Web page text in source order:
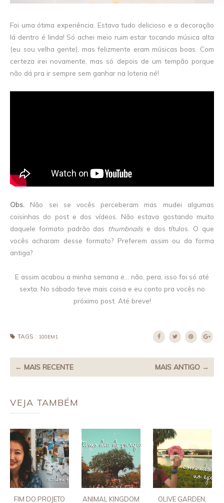
Foi uma ótima experiência. Estava tudo delicioso e a decoração
lá dentro é linda! Só achei meio ruim estar tocando música alta
(eu sou velha gente), mas felizmente eram músicas boas. Com
certeza irei novamente, mas só depois de um tempão porque
não dá pra ir sempre sem ganhar na loteria né!
Obs. Não sei se vocês perceberam mas mudei algumas
coisinhas do post e dos vídeos. Não estava gostando muito
daquele formato padrão das thumbnails e dos títulos. O que
vocês acharam desse formato? Preferem assim ou da forma
antiga?
E assim acabou a minha semana e... não, pera, isso foi só até
sexta. No sábado teve mais coisa e eu conto pra vocês no
próximo post. Até breve!
TAGS : 100EM1
← MAIS RECENTE MAIS ANTIGO →
VEJA TAMBÉM
FIM DO PROJETO
ANIMAL KINGDOM
OLIVE GARDEN,